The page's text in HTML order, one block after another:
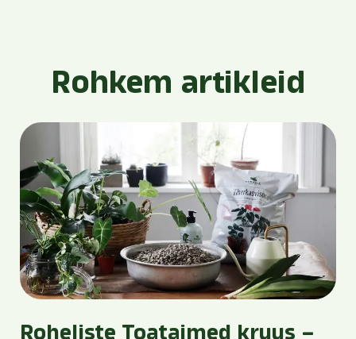
Rohkem artikleid
Roheliste Toataimed kruus –